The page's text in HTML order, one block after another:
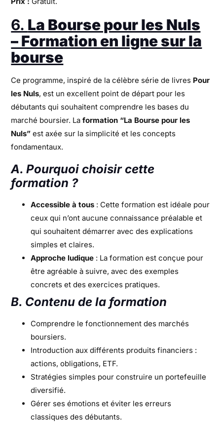
6. La Bourse pour les Nuls
– Formation en ligne sur la
bourse
Ce programme, inspiré de la célèbre série de livres Pour
les Nuls, est un excellent point de départ pour les
débutants qui souhaitent comprendre les bases du
marché boursier. Laformation “La Bourse pour les
Nuls” est axée sur la simplicité et les concepts
fondamentaux.
A. Pourquoi choisir cette
formation ?
Accessible à tous : Cette formation est idéale pour
ceux qui n’ont aucune connaissance préalable et
qui souhaitent démarrer avec des explications
simples et claires.
Approche ludique : La formation est conçue pour
être agréable à suivre, avec des exemples
concrets et des exercices pratiques.
B. Contenu de la formation
Comprendre le fonctionnement des marchés
boursiers.
Introduction aux différents produits financiers :
actions, obligations, ETF.
Stratégies simples pour construire un portefeuille
diversifié.
Gérer ses émotions et éviter les erreurs
classiques des débutants.